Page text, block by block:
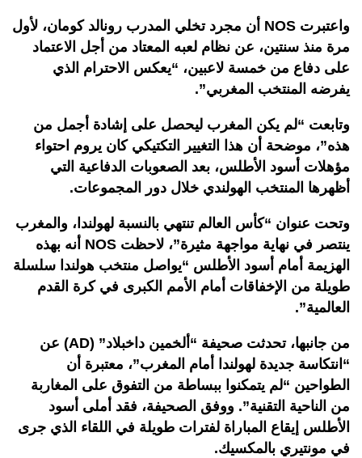
واعتبرت
أن مجرد تخلي المدرب رونالد كومان، لأول
مرة منذ سنتين، عن نظام لعبه المعتاد من أجل الاعتماد
على دفاع من خمسة لاعبين، “يعكس الاحترام الذي
يفرضه المنتخب المغربي”.
وتابعت “لم يكن المغرب ليحصل على إشادة أجمل من
هذه”، موضحة أن هذا التغيير التكتيكي كان يروم احتواء
مؤهلات أسود الأطلس، بعد الصعوبات الدفاعية التي
أظهرها المنتخب الهولندي خلال دور المجموعات.
وتحت عنوان “كأس العالم تنتهي بالنسبة لهولندا، والمغرب
ينتصر في نهاية مواجهة مثيرة”، لاحظت
أنه بهذه
الهزيمة أمام أسود الأطلس “يواصل منتخب هولندا سلسلة
طويلة من الإخفاقات أمام الأمم الكبرى في كرة القدم
العالمية”.
من جانبها، تحدثت صحيفة “ألخمين داخبلاد” (AD)
عن
“انتكاسة جديدة لهولندا أمام المغرب”، معتبرة أن
الطواحين “لم يتمكنوا ببساطة من التفوق على المغاربة
من الناحية التقنية”. ووفق الصحيفة، فقد أملى أسود
الأطلس إيقاع المباراة لفترات طويلة في اللقاء الذي جرى
في مونتيري بالمكسيك.